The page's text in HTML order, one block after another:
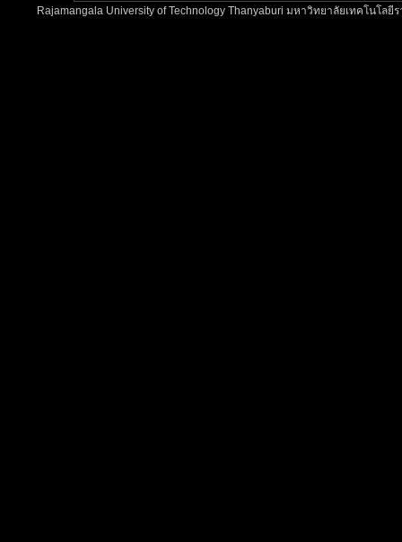
Rajamangala University of Technology Thanyaburi มหาวิทยาลัยเทคโนโ